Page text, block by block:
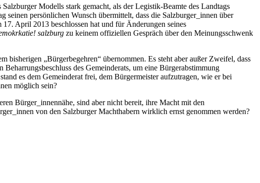
Modells stark gemacht, als der Legistik-Beamte des Landtags
persönlichen Wunsch übermittelt, dass die Salzburger_innen über
April 2013 beschlossen hat und für Änderungen seines
salzburg zu keinem offiziellen Gespräch über den Meinungsschwenk
„Bürgerbegehren“ übernommen. Es steht aber außer Zweifel, dass
des Gemeinderats, um eine Bürgerabstimmung
es dem Gemeinderat frei, dem Bürgermeister aufzutragen, wie er bei
möglich sein?
Bürger_innennähe, sind aber nicht bereit, ihre Macht mit den
von den Salzburger Machthabern wirklich ernst genommen werden?